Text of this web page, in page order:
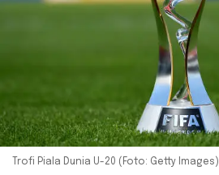
Trofi Piala Dunia U-20 (Foto: Getty Images)